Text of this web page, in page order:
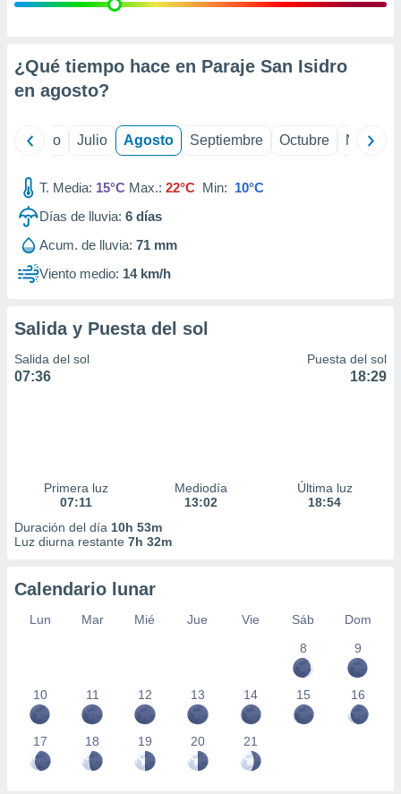
e
mediante
de
1199
¿Qué tiempo hace en Paraje San Isidro
en agosto?
Junio Julio Agosto Septiembre Octubre
T. Media: 15°C Max.: 22°C Min: 10°C
Días de lluvia: 6 días
Acum. de lluvia: 71 mm
Viento medio: 14 km/h
Salida y Puesta del sol
Salida del sol
07:36
Puesta del sol
18:29
Primera luz
07:11
Mediodía
13:02
Última luz
18:54
Duración del día 10h 53m
Luz diurna restante 7h 32m
Calendario lunar
Lun Mar Mié Jue Vie Sáb
Dom
8
9
10 11 12 13 14 15 16
17 18 19 20 21